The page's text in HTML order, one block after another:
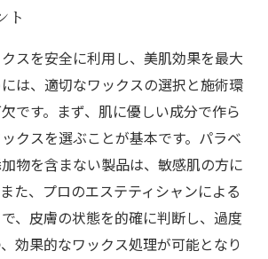
ト
スを安全に利用し、美肌効果を最大
は、適切なワックスの選択と施術環
です。まず、肌に優しい成分で作ら
クスを選ぶことが基本です。パラベ
物を含まない製品は、敏感肌の方に
た、プロのエステティシャンによる
、皮膚の状態を的確に判断し、過度
効果的なワックス処理が可能となり